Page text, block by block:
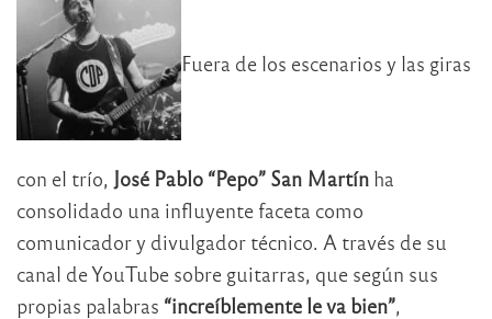
Fuera de los escenarios y las giras
con el trío, José Pablo “Pepo” San Martín ha
consolidado una influyente faceta como
comunicador y divulgador técnico. A través de su
canal de YouTube sobre guitarras, que según sus
propias palabras “increíblemente le va bien”,